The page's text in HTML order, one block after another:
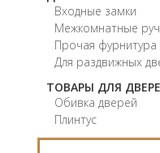
Входные замки
Межкомнатные
Прочая фурнитура
Для раздвижных
ТОВАРЫ ДЛЯ
Обивка дверей
Плинтус